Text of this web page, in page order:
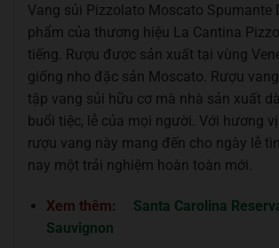
Vang sủi Pizzolato Moscato Spumante
phẩm của thương hiệu La Cantina
tiếng. Rượu được sản xuất tại vùng
giống nho đặc sản Moscato. Rượu
tập vang sủi hữu cơ mà nhà sản xuất
buổi tiệc, lễ của mọi người. Với hương
rượu vang này mang đến cho ngày lễ
nay một trải nghiệm hoàn toàn mới.
Xem thêm:
Santa Carolina
Sauvignon